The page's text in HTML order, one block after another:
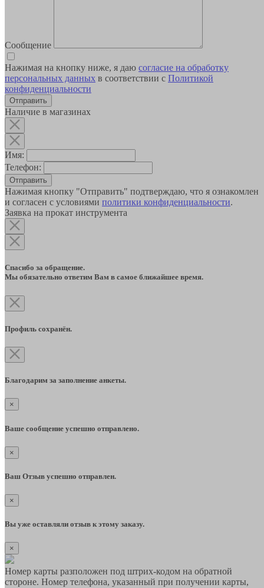
Сообщение
Нажимая на кнопку ниже, я даю согласие на обработку
персональных данных в соответствии с Политикой
конфиденциальности
Наличие в магазинах
Имя:
Телефон:
Отправить
Нажимая кнопку "Отправить" подтверждаю, что я ознакомлен
и согласен с условиями политики конфиденциальности.
Заявка на прокат инструмента
Спасибо за обращение.
Мы обязательно ответим Вам в самое ближайшее время.
Профиль сохранён.
Благодарим за заполнение анкеты.
×
Ваше сообщение успешно отправлено.
×
Ваш Отзыв успешно отправлен.
×
Вы уже оставляли отзыв к этому заказу.
×
Номер карты разположен под штрих-кодом на обратной
стороне. Номер телефона, указанный при получении карты,